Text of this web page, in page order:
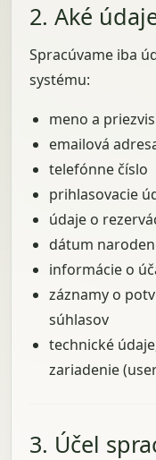
2. Aké
Spracúvame iba
systému:
meno a
emailová
telefónne číslo
prihlasovacie
údaje o
dátum
informácie o
záznamy o
súhlasov
technické
zariadenie
3. Účel